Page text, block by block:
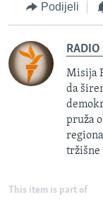
Podijeli
Misija
da
pruža
tržišne
This item is part of